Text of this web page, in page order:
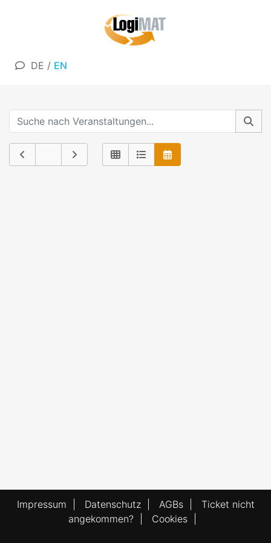
DE / EN
Impressum Datenschutz| AGBs| Ticket nicht
angekommen?
Cookies